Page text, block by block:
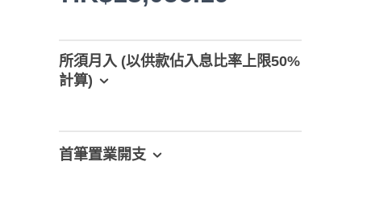
所須月入 (以供款佔入息比率上限50%
計算)
首筆置業開支